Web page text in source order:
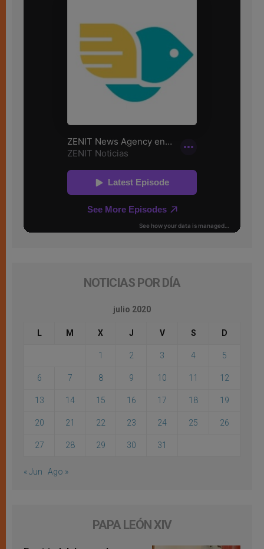
NOTICIAS POR DÍA
julio 2020
L M X J V S D
1 2 3 4 5
6 7 8 9 10 11 12
13 14 15 16 17 18 19
20 21 22 23 24 25 26
27 28 29 30 31
« Jun Ago »
PAPA LEÓN XIV